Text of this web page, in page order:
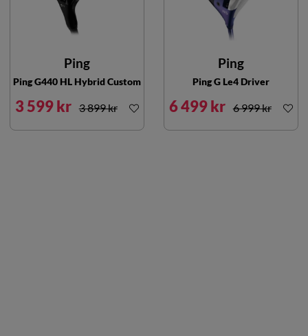
Ping
Ping G440 HL Hybrid Custom
3 599 kr 3 899 kr
Ping
Ping G Le4 Driver
6 499 kr 6 999 kr